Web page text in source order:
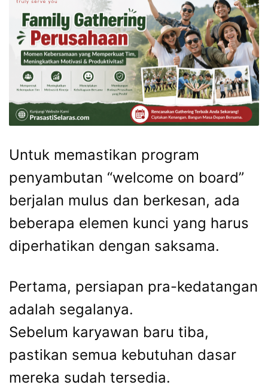
Untuk memastikan program
penyambutan “welcome on board”
berjalan mulus dan berkesan, ada
beberapa elemen kunci yang harus
diperhatikan dengan saksama.
Pertama, persiapan pra-kedatangan
adalah segalanya.
Sebelum karyawan baru tiba,
pastikan semua kebutuhan dasar
mereka sudah tersedia.